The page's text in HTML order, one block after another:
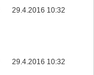
29.4.2016 10:32
29.4.2016 10:32